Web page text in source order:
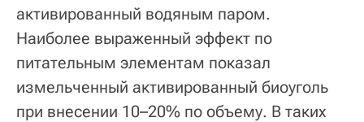
активированный водяным паром.
Наиболее выраженный эффект по
питательным элементам показал
измельченный активированный биоуголь
при внесении 10–20% по объему. В таких